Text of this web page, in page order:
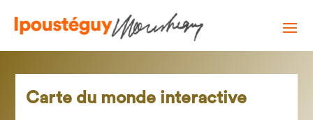
Carte du monde interactive